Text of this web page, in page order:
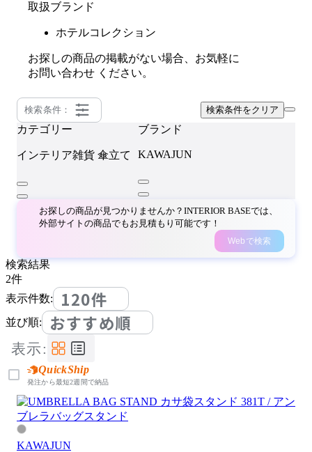
取扱ブランド
ホテルコレクション
お探しの商品の掲載がない場合、お気軽に
お問い合わせ ください。
検索条件： 検索条件をクリア
カテゴリー
インテリア雑貨 傘立て
ブランド
KAWAJUN
お探しの商品が見つかりませんか？INTERIOR BASEでは、
外部サイトの商品でもお見積もり可能です！
Webで検索
検索結果
2件
表示件数:
120件
並び順: おすすめ順
表示:
QuickShip
発注から最短2週間で納品
KAWAJUN